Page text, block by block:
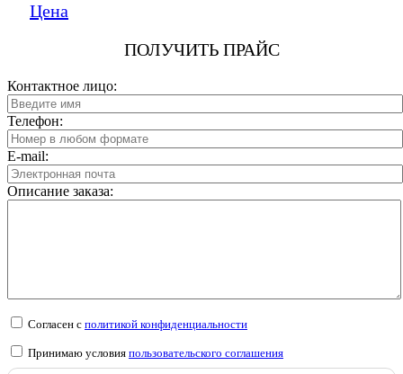
Цена
ПОЛУЧИТЬ ПРАЙС
Контактное лицо:
Телефон:
E-mail:
Описание заказа:
Согласен с политикой конфиденциальности
Принимаю условия пользовательского соглашения